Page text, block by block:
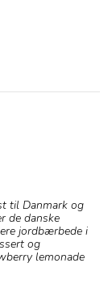
til Danmark og
de danske
jordbærbede i
og
lemonade